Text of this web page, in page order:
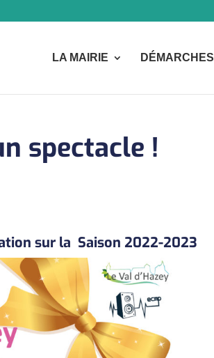
LA MAIRIE DÉMARCHES
spectacle !
sur la Saison 2022-2023